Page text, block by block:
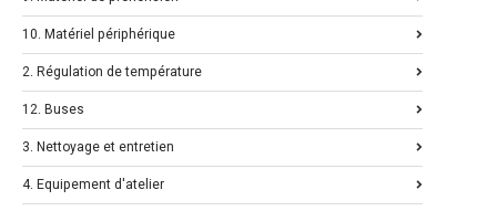
10. Matériel périphérique
2. Régulation de température
12. Buses
3. Nettoyage et entretien
4. Equipement d'atelier